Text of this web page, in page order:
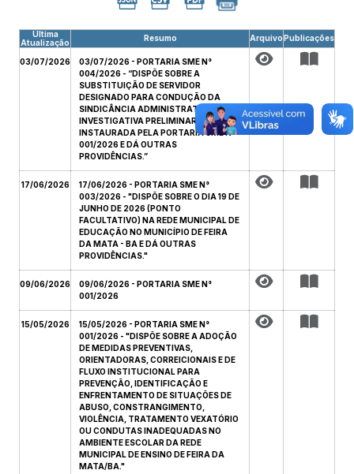
Última
Atualização
Resumo ArquivoPublicações
03/07/2026
03/07/2026 - PORTARIA SME N°
004/2026 - “DISPÕE SOBRE A
SUBSTITUIÇÃO DE SERVIDOR
DESIGNADO PARA CONDUÇÃO DA
SINDICÂNCIA ADMINISTRATIVA
INVESTIGATIVA PRELIMINAR
INSTAURADA PELA PORTARIA SME Nº
001/2026 E DÁ OUTRAS
PROVIDÊNCIAS.”
17/06/2026
17/06/2026 - PORTARIA SME N°
003/2026 - "DISPÕE SOBRE O DIA 19 DE
JUNHO DE 2026 (PONTO
FACULTATIVO) NA REDE MUNICIPAL DE
EDUCAÇÃO NO MUNICÍPIO DE FEIRA
DA MATA - BA E DÁ OUTRAS
PROVIDÊNCIAS."
09/06/2026
09/06/2026 - PORTARIA SME N°
001/2026
15/05/2026
15/05/2026 - PORTARIA SME N°
001/2026 - "DISPÕE SOBRE A ADOÇÃO
DE MEDIDAS PREVENTIVAS,
ORIENTADORAS, CORREICIONAIS E DE
FLUXO INSTITUCIONAL PARA
PREVENÇÃO, IDENTIFICAÇÃO E
ENFRENTAMENTO DE SITUAÇÕES DE
ABUSO, CONSTRANGIMENTO,
VIOLÊNCIA, TRATAMENTO VEXATÓRIO
OU CONDUTAS INADEQUADAS NO
AMBIENTE ESCOLAR DA REDE
MUNICIPAL DE ENSINO DE FEIRA DA
MATA/BA."